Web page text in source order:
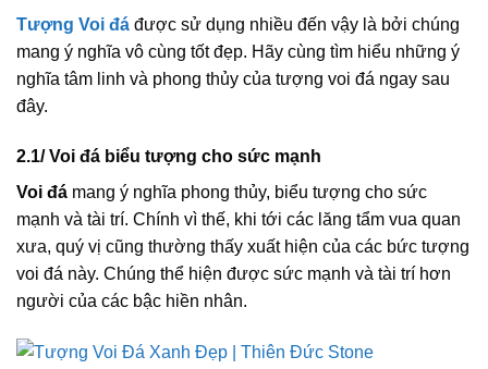
Tượng Voi đá được sử dụng nhiều đến vậy là bởi chúng
mang ý nghĩa vô cùng tốt đẹp. Hãy cùng tìm hiểu những ý
nghĩa tâm linh và phong thủy của tượng voi đá ngay sau
đây.
2.1/ Voi đá biểu tượng cho sức mạnh
Voi đá mang ý nghĩa phong thủy, biểu tượng cho sức
mạnh và tài trí. Chính vì thế, khi tới các lăng tẩm vua quan
xưa, quý vị cũng thường thấy xuất hiện của các bức tượng
voi đá này. Chúng thể hiện được sức mạnh và tài trí hơn
người của các bậc hiền nhân.